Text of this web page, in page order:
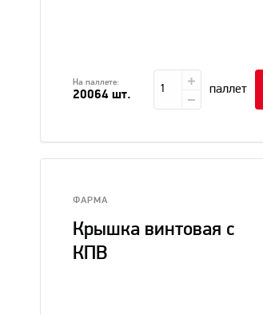
На паллете:
20064 шт. паллет
ФАРМА
Крышка винтовая с
КПВ